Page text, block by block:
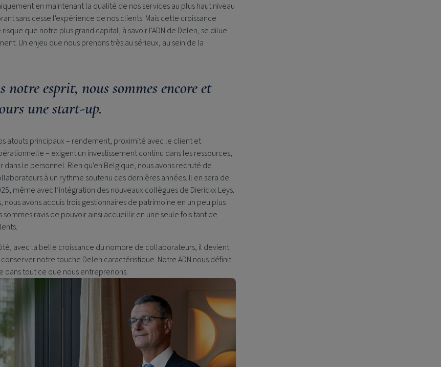
en maintenant la qualité de nos services au plus haut niveau
sans cesse l'expérience de nos clients. Mais cette croissance
que notre plus grand capital, à savoir l'ADN de Delen, se dilue
Un enjeu que nous prenons très au sérieux, au sein de la
notre esprit, nous sommes encore et
une start-up.
atouts principaux – rendement, proximité avec le client et
– exigent un investissement continu dans les ressources,
dans le personnel. Rien qu'en Belgique, nous avons recruté de
à un rythme soutenu ces dernières années. Il en sera de
même avec l’intégration des nouveaux collègues de Dierickx Leys.
nous avons acquis trois gestionnaires de patrimoine en un peu plus
sommes ravis de pouvoir ainsi accueillir en une seule fois tant de
avec la belle croissance du nombre de collaborateurs, il devient
notre touche Delen caractéristique. Notre ADN nous définit
dans tout ce que nous entreprenons.